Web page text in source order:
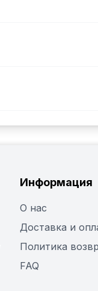
Информация
О нас
Доставка и
Политика
FAQ